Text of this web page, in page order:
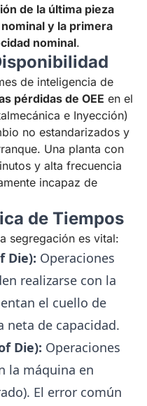
de la última pieza
y la primera
nominal.
de inteligencia de
pérdidas de OEE en el
e Inyección)
no estandarizados y
Una planta con
y alta frecuencia
incapaz de
de Tiempos
segregación es vital:
Die): Operaciones
realizarse con la
el cuello de
neta de capacidad.
Die): Operaciones
la máquina en
El error común